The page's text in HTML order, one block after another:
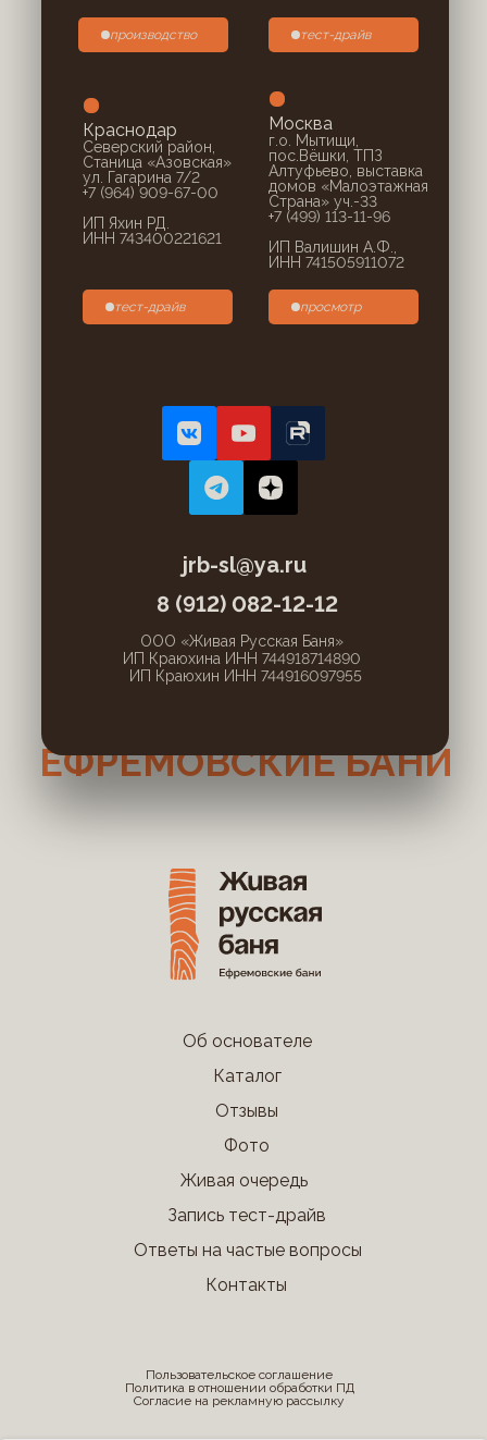
ЕФРЕМОВСКИЕ БАНИ
тест-драйв
Москва
г.о. Мытищи,
пос.Вёшки, ТПЗ
Алтуфьево, выставка
домов «Малоэтажная
Страна» уч.-33
+7 (499) 113-11-96
ИП Валишин А.Ф.,
ИНН 741505911072
Краснодар
Северский район,
Станица «Азовская»
ул. Гагарина 7/2
+7 (964) 909-67-00
ИП Яхин РД.
ИНН 743400221621
производство
просмотр
тест-драйв
8 (912) 082-12-12
jrb-sl@ya.ru
ООО «Живая Русская Баня»
ИП Краюхина ИНН 744918714890
ИП Краюхин ИНН 744916097955
Живая очередь
Запись тест-драйв
Ответы на частые вопросы
Контакты
Об основателе
Каталог
Отзывы
Фото
Пользовательское соглашение
Политика в отношении обработки ПД
Согласие на рекламную рассылку